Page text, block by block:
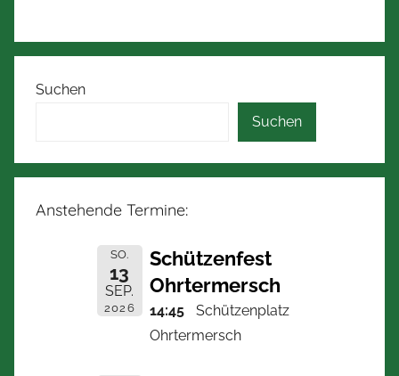
Suchen
Suchen
Anstehende Termine:
SO.
13
SEP.
2026
Schützenfest
Ohrtermersch
14:45
Schützenplatz
Ohrtermersch